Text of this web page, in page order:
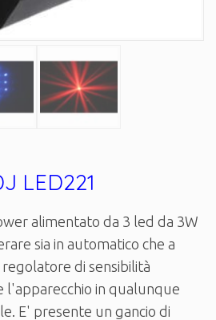
LED221
alimentato da 3 led da 3W
sia in automatico che a
di sensibilità
l'apparecchio in qualunque
E' presente un gancio di